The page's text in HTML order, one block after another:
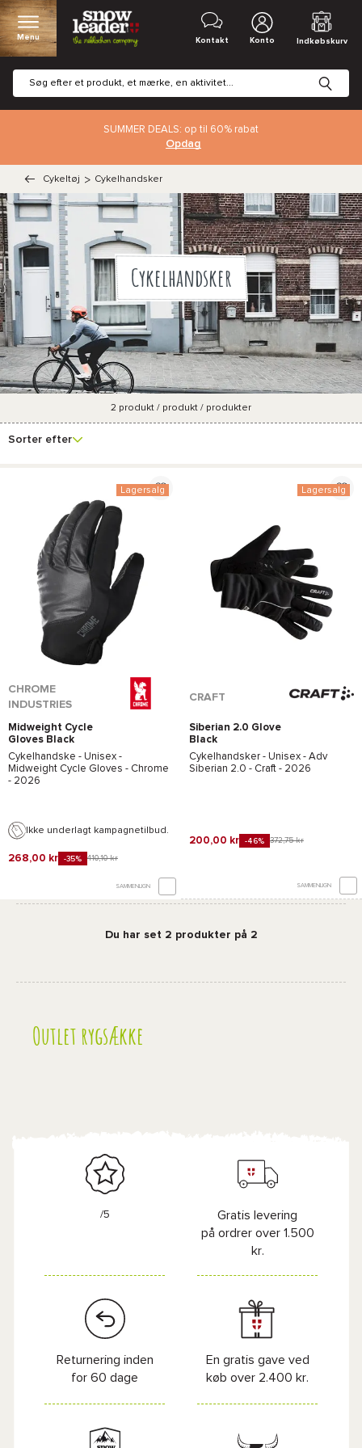
Menu Kontakt Konto Indkøbskurv
SUMMER DEALS: op til 60% rabat
Opdag
Cykeltøj > Cykelhandsker
Cykelhandsker
Mærke Pris Køn
flere
2 produkt / produkt / produkter
Sorter efter
Lagersalg
CHROME
INDUSTRIES
Midweight Cycle
Gloves Black
Cykelhandske - Unisex -
Midweight Cycle Gloves - Chrome
- 2026
Ikke underlagt kampagnetilbud.
268,00 kr -35% 410,10 kr
SAMMENLIGN
Lagersalg
CRAFT
Siberian 2.0 Glove
Black
Cykelhandsker - Unisex - Adv
Siberian 2.0 - Craft - 2026
200,00 kr -46% 372,75 kr
SAMMENLIGN
Du har set 2 produkter på 2
Outlet rygsække
/5
Gratis levering
på ordrer over 1.500
kr.
Returnering inden
for 60 dage
En gratis gave ved
køb over 2.400 kr.